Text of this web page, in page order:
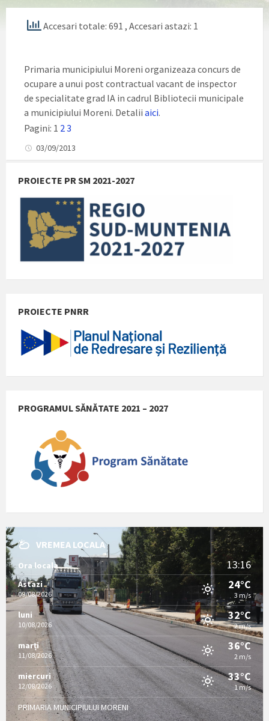
Accesari totale: 691 , Accesari astazi: 1
Primaria municipiului Moreni organizeaza concurs de
ocupare a unui post contractual vacant de inspector
de specialitate grad IA in cadrul Bibliotecii municipale
a municipiului Moreni. Detalii aici.
Pagini: 1 2 3
03/09/2013
PROIECTE PR SM 2021-2027
PROIECTE PNRR
PROGRAMUL SĂNĂTATE 2021 – 2027
VREMEA LOCALA
Ora locala 13:16
Astazi
09/08/2026
24°C
3 m/s
luni
10/08/2026
32°C
2 m/s
marți
11/08/2026
36°C
2 m/s
miercuri
12/08/2026
33°C
1 m/s
PRIMARIA MUNICIPIULUI MORENI